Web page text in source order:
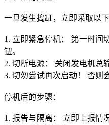
一旦发生捣缸，立即采取以下
1. 立即紧急停机： 第一时间
钮。
2. 切断电源： 关闭发电机总
3. 切勿尝试再次启动！ 否则
停机后的步骤：
1. 报告与隔离： 立即上报情